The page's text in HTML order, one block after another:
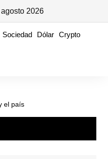
2026
Sociedad Dólar Crypto
el país